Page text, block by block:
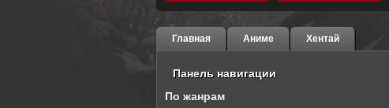
Главная Аниме Хентай
Панель навигации
По жанрам